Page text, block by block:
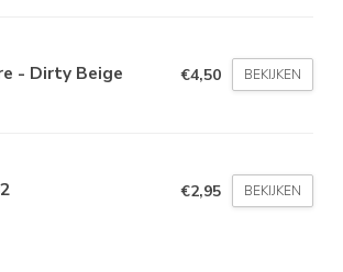
- Dirty Beige €4,50 BEKIJKEN
€2,95 BEKIJKEN